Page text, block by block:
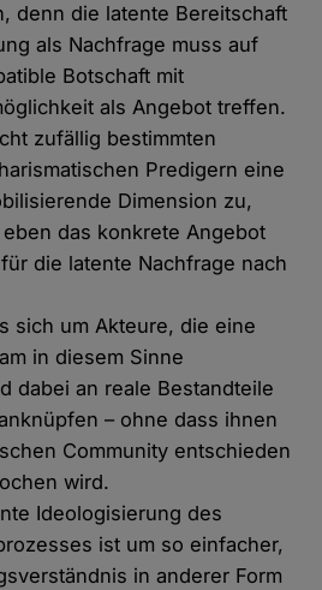
denn die latente Bereitschaft
als Nachfrage muss auf
Botschaft mit
als Angebot treffen.
zufällig bestimmten
Predigern eine
Dimension zu,
das konkrete Angebot
die latente Nachfrage nach
sich um Akteure, die eine
in diesem Sinne
dabei an reale Bestandteile
– ohne dass ihnen
Community entschieden
wird.
Ideologisierung des
ist um so einfacher,
in anderer Form